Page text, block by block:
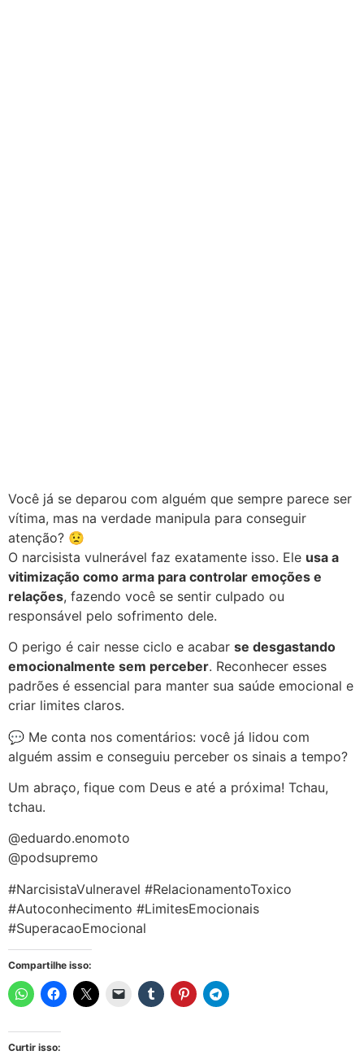
Você já se deparou com alguém que sempre parece ser
vítima, mas na verdade manipula para conseguir
atenção? 😟
O narcisista vulnerável faz exatamente isso. Ele usa a
vitimização como arma para controlar emoções e
relações, fazendo você se sentir culpado ou
responsável pelo sofrimento dele.
O perigo é cair nesse ciclo e acabar se desgastando
emocionalmente sem perceber. Reconhecer esses
padrões é essencial para manter sua saúde emocional e
criar limites claros.
💬 Me conta nos comentários: você já lidou com
alguém assim e conseguiu perceber os sinais a tempo?
Um abraço, fique com Deus e até a próxima! Tchau,
tchau.
@eduardo.enomoto
@podsupremo
#NarcisistaVulneravel #RelacionamentoToxico
#Autoconhecimento #LimitesEmocionais
#SuperacaoEmocional
Compartilhe isso:
Curtir isso: